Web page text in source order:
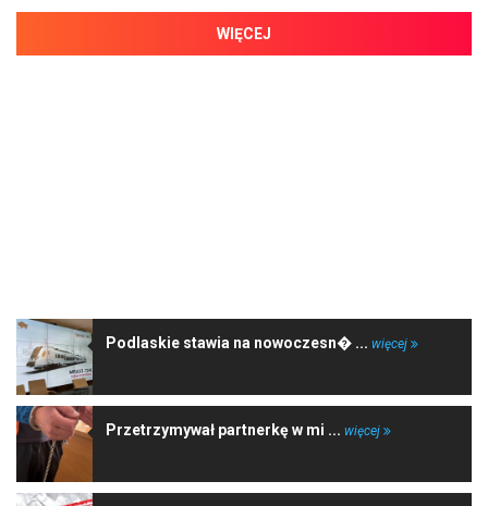
WIĘCEJ
Podlaskie stawia na nowoczesn� ... więcej
Przetrzymywał partnerkę w mi ... więcej